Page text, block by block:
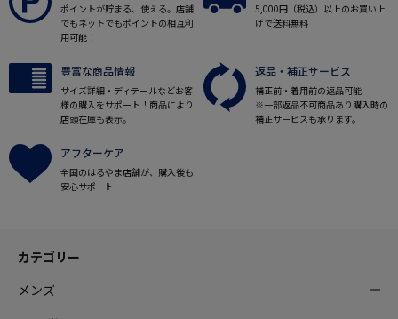
ポイントが貯まる、使える。店舗
でもネットでもポイントの相互利
用可能！
5,000円（税込）以上のお買い上
げで送料無料
豊富な商品情報
サイズ詳細・ディテールなどお客
様の購入をサポート！商品により
店頭在庫も表示。
返品・補正サービス
補正前・着用前の返品可能
※一部返品不可商品あり購入時の
補正サービスも承ります。
アフターケア
全国のはるやま店舗が、購入後も
安心サポート
カテゴリー
メンズ